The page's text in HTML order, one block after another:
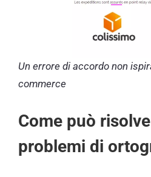
Un errore di accordo non
commerce
Come può
problemi di